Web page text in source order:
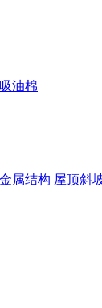
吸油棉
金属结构 屋顶斜